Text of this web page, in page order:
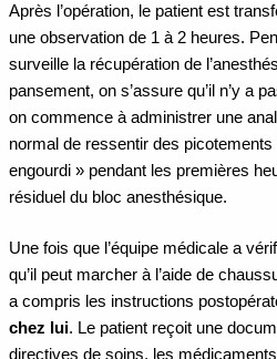
Après l’opération, le patient est
une observation de 1 à 2 heures.
surveille la récupération de
pansement, on s’assure qu’il n’y a
on commence à administrer une
normal de ressentir des
engourdi » pendant les premières
résiduel du bloc anesthésique.
Une fois que l’équipe médicale a
qu’il peut marcher à l’aide de
a compris les instructions
chez lui. Le patient reçoit une
directives de soins, les